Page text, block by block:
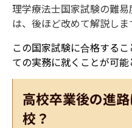
理学療法士国家試験の難
は、後ほど改めて解説しま
この国家試験に合格する
ての実務に就くことが可能
高校卒業後の進
校？